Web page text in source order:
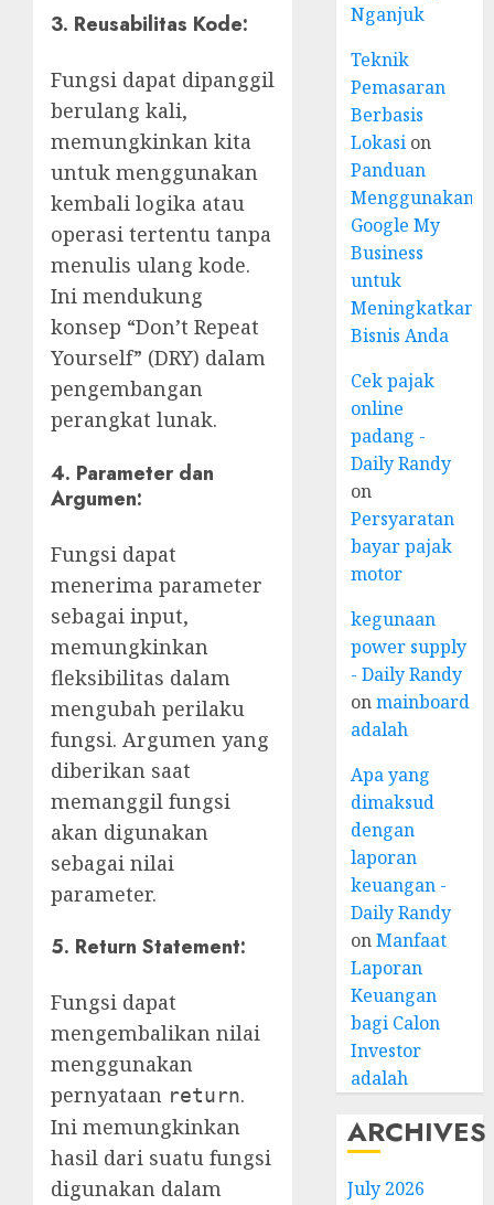
3. Reusabilitas Kode:
Fungsi dapat dipanggil
berulang kali,
memungkinkan kita
untuk menggunakan
kembali logika atau
operasi tertentu tanpa
menulis ulang kode.
Ini mendukung
konsep “Don’t Repeat
Yourself” (DRY) dalam
pengembangan
perangkat lunak.
4. Parameter dan
Argumen:
Fungsi dapat
menerima parameter
sebagai input,
memungkinkan
fleksibilitas dalam
mengubah perilaku
fungsi. Argumen yang
diberikan saat
memanggil fungsi
akan digunakan
sebagai nilai
parameter.
5. Return Statement:
Fungsi dapat
mengembalikan nilai
menggunakan
pernyataan return.
Ini memungkinkan
hasil dari suatu fungsi
digunakan dalam
Nganjuk
Teknik
Pemasaran
Berbasis
Lokasi on
Panduan
Menggunakan
Google My
Business
untuk
Meningkatkan
Bisnis Anda
Cek pajak
online
padang -
Daily Randy
on
Persyaratan
bayar pajak
motor
kegunaan
power supply
- Daily Randy
onmainboard
adalah
Apa yang
dimaksud
dengan
laporan
keuangan -
Daily Randy
onManfaat
Laporan
Keuangan
bagi Calon
Investor
adalah
ARCHIVES
July 2026